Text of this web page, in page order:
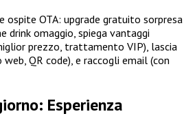
ospite OTA: upgrade gratuito sorpresa
drink omaggio, spiega vantaggi
prezzo, trattamento VIP), lascia
QR code), e raccogli email (con
Esperienza